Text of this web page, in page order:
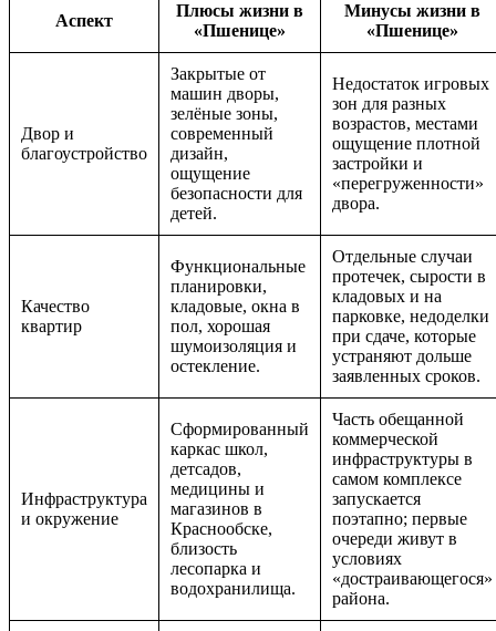
Аспект
Плюсы жизни в
«Пшенице»
Минусы жизни в
«Пшенице»
Двор и
благоустройство
Закрытые от
машин дворы,
зелёные зоны,
современный
дизайн,
ощущение
безопасности для
детей.
Недостаток игровых
зон для разных
возрастов, местами
ощущение плотной
застройки и
«перегруженности»
двора.
Качество
квартир
Функциональные
планировки,
кладовые, окна в
пол, хорошая
шумоизоляция и
остекление.
Отдельные случаи
протечек, сырости в
кладовых и на
парковке, недоделки
при сдаче, которые
устраняют дольше
заявленных сроков.
Инфраструктура
и окружение
Сформированный
каркас школ,
детсадов,
медицины и
магазинов в
Краснообске,
близость
лесопарка и
водохранилища.
Часть обещанной
коммерческой
инфраструктуры в
самом комплексе
запускается
поэтапно; первые
очереди живут в
условиях
«достраивающегося»
района.